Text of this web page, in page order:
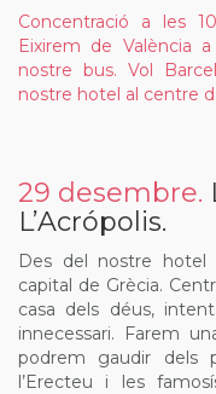
Concentració a les
Eixirem de València
nostre bus. Vol
nostre hotel al centre
29 desembre.
L’Acrópolis.
Des del nostre hotel
capital de Grècia.
casa dels déus,
innecessari. Farem
podrem gaudir dels
l’Erecteu i les